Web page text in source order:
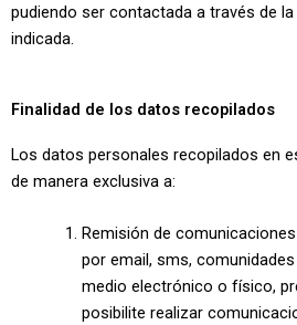
pudiendo ser contactada a través de
indicada.
Finalidad de los datos recopilados
Los datos personales recopilados en
de manera exclusiva a:
Remisión de
por email, sms,
medio electrónico o físico,
posibilite realizar